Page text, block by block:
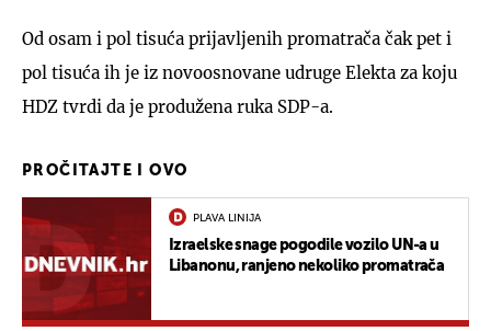
Od osam i pol tisuća prijavljenih promatrača čak pet i
pol tisuća ih je iz novoosnovane udruge Elekta za koju
HDZ tvrdi da je produžena ruka SDP-a.
PROČITAJTE I OVO
PLAVA LINIJA
Izraelske snage pogodile vozilo UN-a u
Libanonu, ranjeno nekoliko promatrača